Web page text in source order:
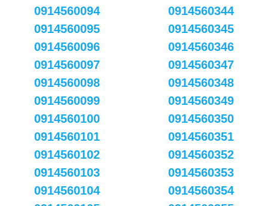
0914560094
0914560095
0914560096
0914560097
0914560098
0914560099
0914560100
0914560101
0914560102
0914560103
0914560104
0914560344
0914560345
0914560346
0914560347
0914560348
0914560349
0914560350
0914560351
0914560352
0914560353
0914560354